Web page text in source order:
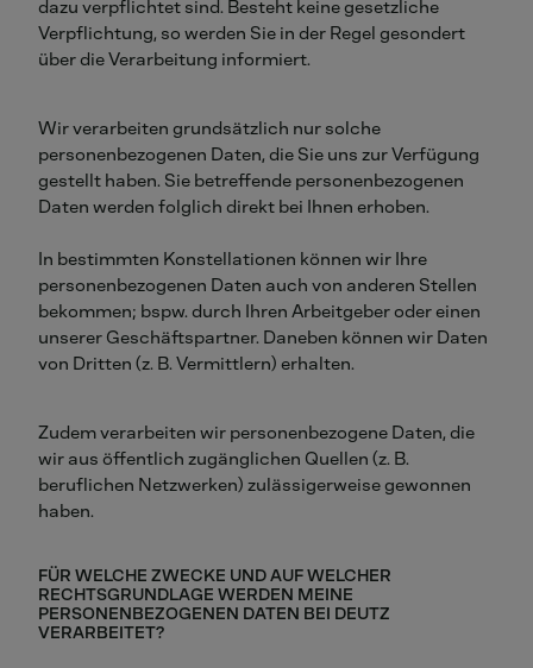
dazu verpflichtet sind. Besteht keine gesetzliche
Verpflichtung, so werden Sie in der Regel gesondert
über die Verarbeitung informiert.
Wir verarbeiten grundsätzlich nur solche
personenbezogenen Daten, die Sie uns zur Verfügung
gestellt haben. Sie betreffende personenbezogenen
Daten werden folglich direkt bei Ihnen erhoben.
In bestimmten Konstellationen können wir Ihre
personenbezogenen Daten auch von anderen Stellen
bekommen; bspw. durch Ihren Arbeitgeber oder einen
unserer Geschäftspartner. Daneben können wir Daten
von Dritten (z. B. Vermittlern) erhalten.
Zudem verarbeiten wir personenbezogene Daten, die
wir aus öffentlich zugänglichen Quellen (z. B.
beruflichen Netzwerken) zulässigerweise gewonnen
haben.
FÜR WELCHE ZWECKE UND AUF WELCHER
RECHTSGRUNDLAGE WERDEN MEINE
PERSONENBEZOGENEN DATEN BEI DEUTZ
VERARBEITET?